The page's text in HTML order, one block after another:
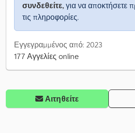
συνδεθείτε, για να αποκτήσετε
τις πληροφορίες.
Εγγεγραμμένος από: 2023
177 Αγγελίες online
Αιτηθείτε